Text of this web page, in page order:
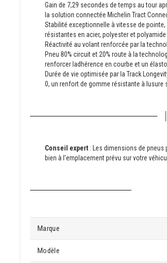
Gain de 7,29 secondes de temps au tour
la solution connectée Michelin Tract
Stabilité exceptionnelle à vitesse de
résistantes en acier, polyester et
Réactivité au volant renforcée par la
Pneu 80% circuit et 20% route à la
renforcer ladhérence en courbe et un
Durée de vie optimisée par la Track
0, un renfort de gomme résistante à lusure
Conseil expert : Les dimensions de pneus
bien à l'emplacement prévu sur votre
Marque
Modèle